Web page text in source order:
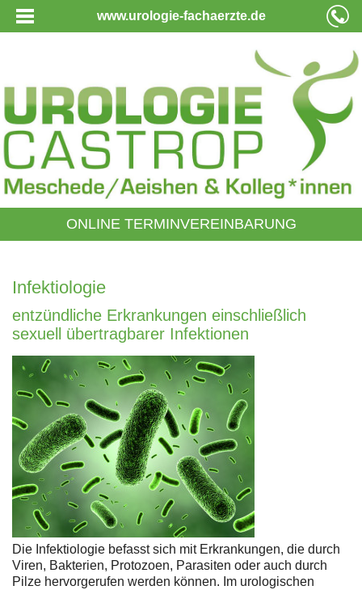
www.urologie-fachaerzte.de
ONLINE TERMINVEREINBARUNG
Infektiologie
entzündliche Erkrankungen einschließlich
sexuell übertragbarer Infektionen
Die Infektiologie befasst sich mit Erkrankungen, die durch
Viren, Bakterien, Protozoen, Parasiten oder auch durch
Pilze hervorgerufen werden können. Im urologischen